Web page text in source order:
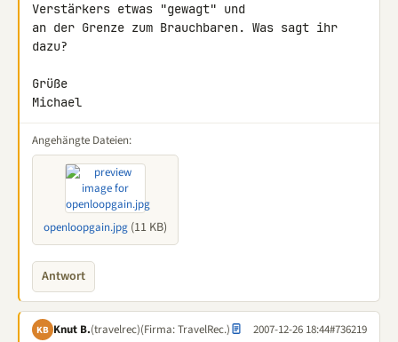
Verstärkers etwas "gewagt" und
an der Grenze zum Brauchbaren. Was sagt ihr
dazu?
Grüße
Michael
Angehängte Dateien:
openloopgain.jpg (11 KB)
Antwort
KB Knut B.(travelrec)(Firma: TravelRec.) 2007-12-26 18:44#736219